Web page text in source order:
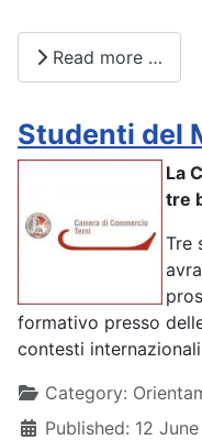
Read more …
Studenti del
La
tre
Tre
formativo presso
contesti
DetailsCategory:
Published: 12